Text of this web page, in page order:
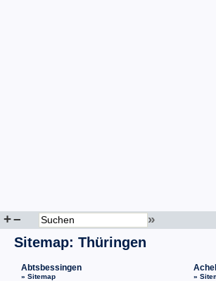
+– »
Sitemap: Thüringen
Abtsbessingen
» Sitemap »